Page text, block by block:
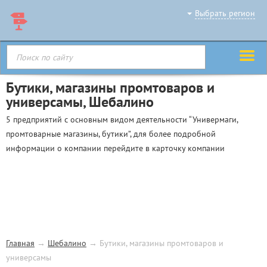
Выбрать регион
Бутики, магазины промтоваров и
универсамы, Шебалино
5 предприятий с основным видом деятельности “Универмаги,
промтоварные магазины, бутики”, для более подробной
информации о компании перейдите в карточку компании
Главная → Шебалино → Бутики, магазины промтоваров и
универсамы